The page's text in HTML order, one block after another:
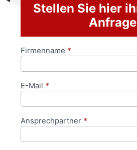
Stellen Sie hier
Anfrage
Anfrageformular
Firmenname *
E-Mail *
Ansprechpartner *